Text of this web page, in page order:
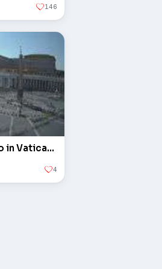
146
L'obelisco in piazza San Pietro in Vaticano
4